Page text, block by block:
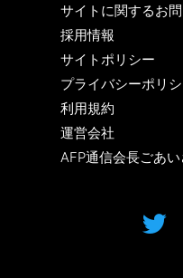
サイトに関するお
採用情報
サイトポリシー
プライバシーポリ
利用規約
運営会社
AFP通信会長ごあい